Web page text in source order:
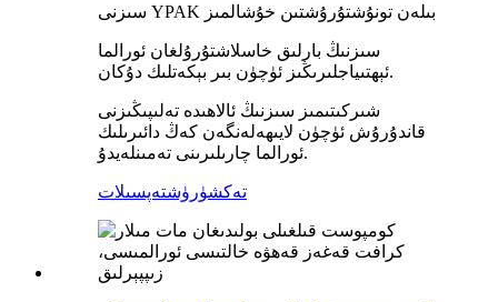
سىزنى YPAK بىلەن تونۇشتۇرۇشتىن خۇشالمىز
سىزنىڭ بارلىق خاسلاشتۇرۇلغان ئورالما
ئېھتىياجلىرىڭىز ئۈچۈن بىر بېكەتلىك دۇكان.
شىركىتىمىز سىزنىڭ ئالاھىدە تەلىپىڭىزنى
قاندۇرۇش ئۈچۈن لايىھەلەنگەن كەڭ دائىرىلىك
ئورالما چارىلىرىنى تەمىنلەيدۇ.
تەكشۈرۈشتەپسىلات